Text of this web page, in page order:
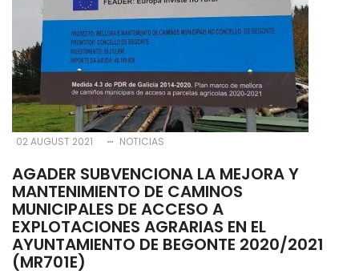
02 AUGUST 2021 NOTICIAS
AGADER SUBVENCIONA LA MEJORA Y
MANTENIMIENTO DE CAMINOS
MUNICIPALES DE ACCESO A
EXPLOTACIONES AGRARIAS EN EL
AYUNTAMIENTO DE BEGONTE 2020/2021
(MR701E)